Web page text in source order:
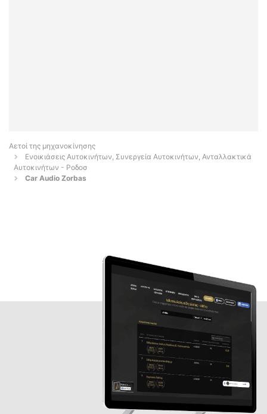
Αετοί της μηχανοκίνησης
Ενοικιάσεις Αυτοκινήτων, Συνεργεία Αυτοκινήτων, Ανταλλακτικά
Αυτοκινήτων - Ροδοσ
Car Audio Zorbas